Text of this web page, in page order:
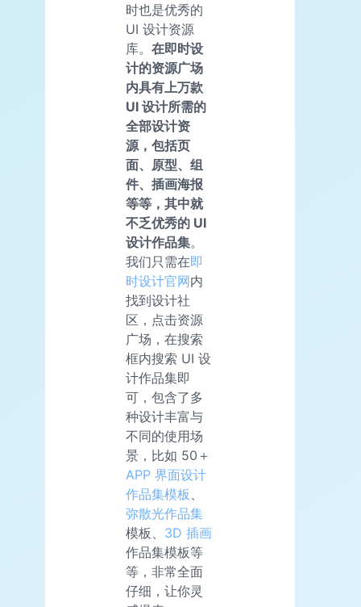
时也是优秀的
UI 设计资源
库。 在即时设
计的资源广场
内具有上万款
UI 设计所需的
全部设计资
源，包括页
面、原型、组
件、插画海报
等等，其中就
不乏优秀的 UI
设计作品集。
我们只需在即
时设计官网内
找到设计社
区，点击资源
广场，在搜索
框内搜索 UI 设
计作品集即
可，包含了多
种设计丰富与
不同的使用场
景，比如 50＋
APP 界面设计
作品集模板 、
弥散光作品集
模板、 3D 插画
作品集模板等
等，非常全面
仔细，让你灵